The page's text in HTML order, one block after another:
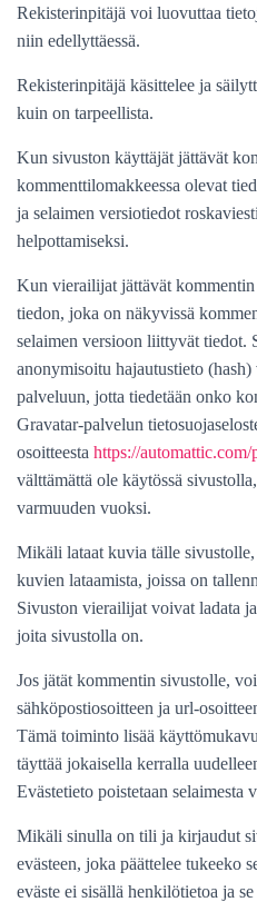
Rekisterinpitäjä voi luovuttaa
niin edellyttäessä.
Rekisterinpitäjä käsittelee ja
kuin on tarpeellista.
Kun sivuston käyttäjät jättävät
kommenttilomakkeessa olevat
ja selaimen versiotiedot
helpottamiseksi.
Kun vierailijat jättävät
tiedon, joka on näkyvissä
selaimen versioon liittyvät tiedot.
anonymisoitu hajautustieto
palveluun, jotta tiedetään onko
Gravatar-palvelun
osoitteesta https://automattic.com/
välttämättä ole käytössä
varmuuden vuoksi.
Mikäli lataat kuvia tälle sivustolle,
kuvien lataamista, joissa on
Sivuston vierailijat voivat ladata
joita sivustolla on.
Jos jätät kommentin sivustolle,
sähköpostiosoitteen ja url-
Tämä toiminto lisää
täyttää jokaisella kerralla
Evästetieto poistetaan selaimesta
Mikäli sinulla on tili ja kirjaudut
evästeen, joka päättelee tukeeko
eväste ei sisällä henkilötietoa ja